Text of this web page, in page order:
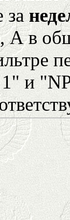
за
, А в
и